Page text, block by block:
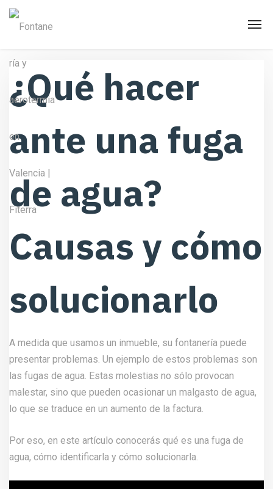
¿Qué hacer
ante una fuga
de agua?
Causas y cómo
solucionarlo
A medida que usamos un inmueble, su fontanería puede
presentar problemas. Un ejemplo de estos problemas son
las fugas de agua. Estas molestias no sólo provocan
malestar, sino que pueden ocasionar un malgasto de agua,
lo que se traduce en un aumento de la factura.
Por eso, en este artículo conocerás qué es una fuga de
agua, cómo identificarla y cómo solucionarla.